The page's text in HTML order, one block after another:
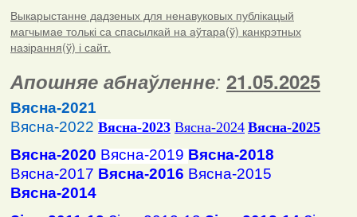
Выкарыстанне дадзеных для ненавуковых публікацый
магчымае толькі са спасылкай на аўтара(ў) канкрэтных
назірання(ў) і сайт.
Апошняе абнаўленне: 21.05.2025
Вясна-2021
Вясна-2022 Вясна-2023 Вясна-2024 Вясна-2025
Вясна-2020 Вясна-2019 Вясна-2018
Вясна-2017 Вясна-2016 Вясна-2015
Вясна-2014